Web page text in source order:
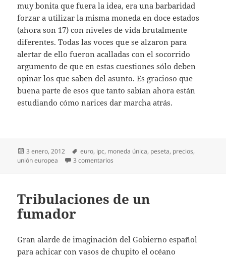
muy bonita que fuera la idea, era una barbaridad
forzar a utilizar la misma moneda en doce estados
(ahora son 17) con niveles de vida brutalmente
diferentes. Todas las voces que se alzaron para
alertar de ello fueron acalladas con el socorrido
argumento de que en estas cuestiones sólo deben
opinar los que saben del asunto. Es gracioso que
buena parte de esos que tanto sabían ahora están
estudiando cómo narices dar marcha atrás.
Publicado
el
3 enero, 2012 Etiquetas
euro, ipc, moneda única, peseta, precios,
unión europea
3 comentarios
Tribulaciones de un
fumador
Gran alarde de imaginación del Gobierno español
para achicar con vasos de chupito el océano